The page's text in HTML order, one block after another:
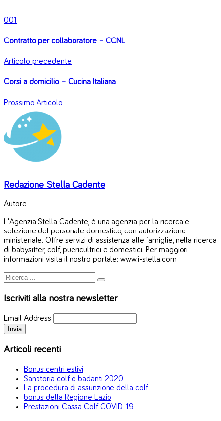
001
Contratto per collaboratore – CCNL
Articolo precedente
Corsi a domicilio – Cucina Italiana
Prossimo Articolo
Redazione Stella Cadente
Autore
L'Agenzia Stella Cadente, è una agenzia per la ricerca e
selezione del personale domestico, con autorizzazione
ministeriale. Offre servizi di assistenza alle famiglie, nella ricerca
di babysitter, colf, puericultrici e domestici. Per maggiori
informazioni visita il nostro portale: www.i-stella.com
Iscriviti alla nostra newsletter
Email Address
Articoli recenti
Bonus centri estivi
Sanatoria colf e badanti 2020
La procedura di assunzione della colf
bonus della Regione Lazio
Prestazioni Cassa Colf COVID-19